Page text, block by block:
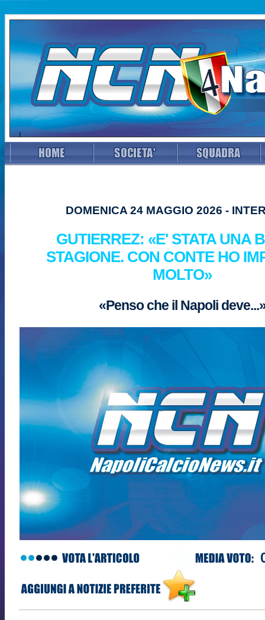
DOMENICA 24 MAGGIO 2026 -
GUTIERREZ: «E' STATA UNA
STAGIONE. CON CONTE HO
MOLTO»
«Penso che il Napoli